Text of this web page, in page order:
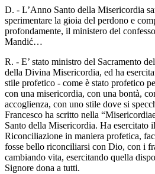
D. - L’Anno Santo della Misericordia
sperimentare la gioia del perdono e
profondamente, il ministero del
Mandić…
R. - E’ stato ministro del Sacramento
della Divina Misericordia, ed ha
stile profetico - come è stato profetico
con una misericordia, con una bontà,
accoglienza, con uno stile dove si
Francesco ha scritto nella
Santo della Misericordia. Ha esercitato
Riconciliazione in maniera profetica,
fosse bello riconciliarsi con Dio, con i
cambiando vita, esercitando quella
Signore dona a tutti.